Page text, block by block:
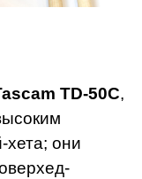
TD-50C,
хета; они